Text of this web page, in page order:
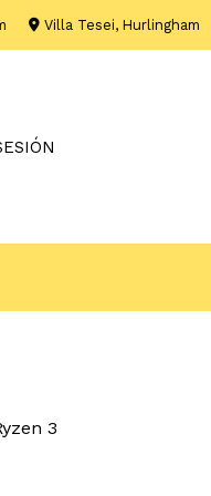
Villa Tesei, Hurlingham
3